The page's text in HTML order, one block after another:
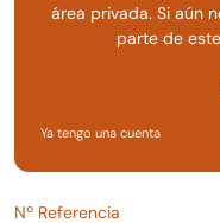
área privada. Si aún
parte de
Ya tengo una cuenta
Nº Referencia